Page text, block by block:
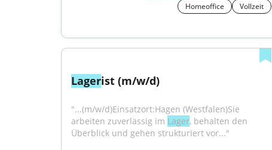
Homeoffice Vollzeit
Lagerist (m/w/d)
"...(m/w/d)Einsatzort:Hagen (Westfalen)Sie
arbeiten zuverlässig im Lager, behalten den
Überblick und gehen strukturiert vor..."